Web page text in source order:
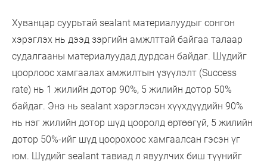
Хуванцар суурьтай sealant материалуудыг сонгон
хэрэглэх нь дээд зэргийн амжлттай байгаа талаар
судалгааны материалуудад дурдсан байдаг. Шүдийг
цоорлоос хамгаалах амжилтын үзүүлэлт (Success
rate) нь 1 жилийн дотор 90%, 5 жилийн дотор 50%
байдаг. Энэ нь sealant хэрэглэсэн хүүхдүүдийн 90%
нь нэг жилийн дотор шүд цооролд өртөөгүй, 5 жилийн
дотор 50%-ийг шүд цоорохоос хамгаалсан гэсэн үг
юм. Шүдийг sealant тавиад л явуулчих биш түүнийг